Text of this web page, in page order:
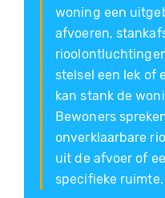
woning een
afvoeren,
stelsel een lek of
kan stank de
Bewoners
onverklaarbare
uit de afvoer of
specifieke ruimte.